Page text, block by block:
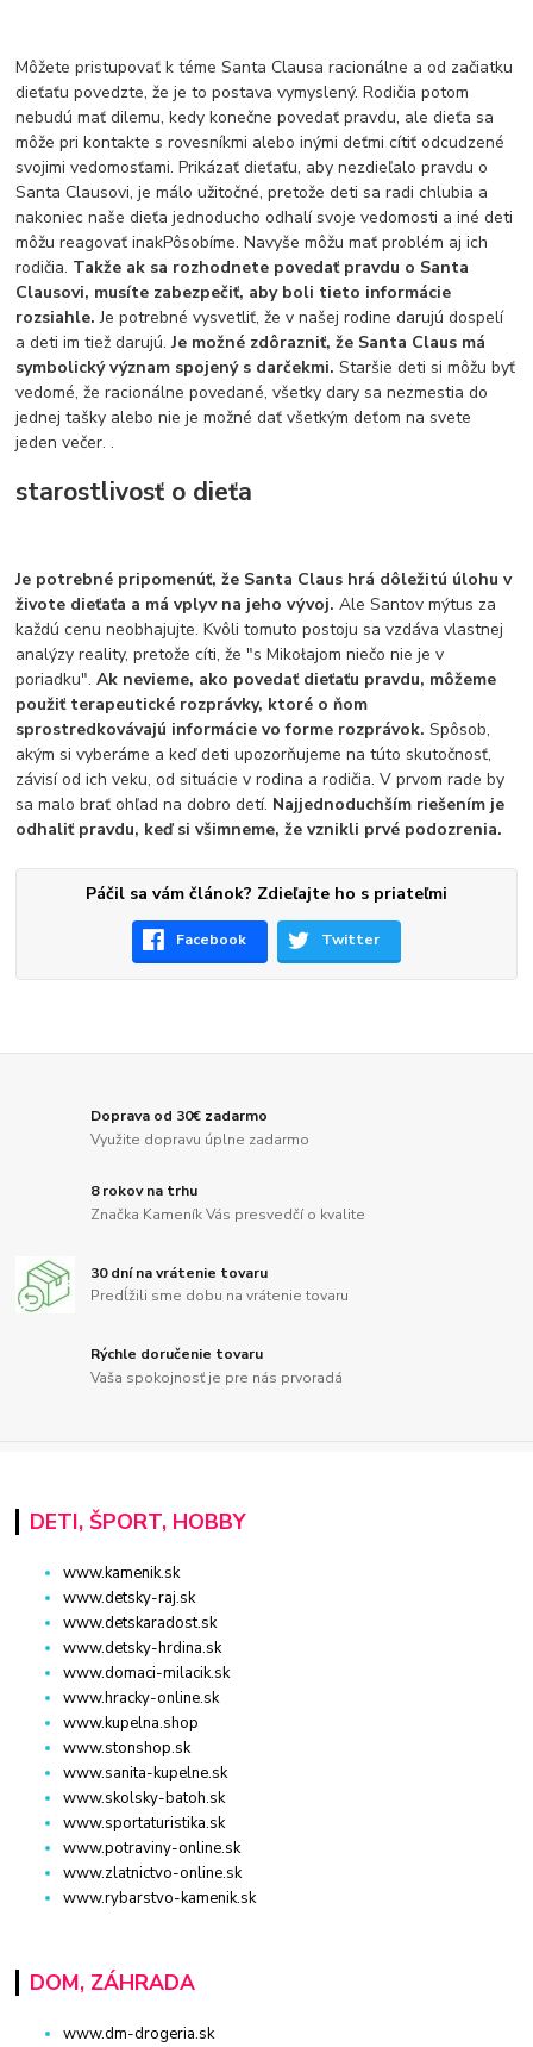
Môžete pristupovať k téme Santa Clausa racionálne a od začiatku
dieťaťu povedzte, že je to postava vymyslený. Rodičia potom
nebudú mať dilemu, kedy konečne povedať pravdu, ale dieťa sa
môže pri kontakte s rovesníkmi alebo inými deťmi cítiť odcudzené
svojimi vedomosťami. Prikázať dieťaťu, aby nezdieľalo pravdu o
Santa Clausovi, je málo užitočné, pretože deti sa radi chlubia a
nakoniec naše dieťa jednoducho odhalí svoje vedomosti a iné deti
môžu reagovať inakPôsobíme. Navyše môžu mať problém aj ich
rodičia. Takže ak sa rozhodnete povedať pravdu o Santa
Clausovi, musíte zabezpečiť, aby boli tieto informácie
rozsiahle.Je potrebné vysvetliť, že v našej rodine darujú dospelí
a deti im tiež darujú.Je možné zdôrazniť, že Santa Claus má
symbolický význam spojený s darčekmi.Staršie deti si môžu byť
vedomé, že racionálne povedané, všetky dary sa nezmestia do
jednej tašky alebo nie je možné dať všetkým deťom na svete
jeden večer. .
starostlivosť o dieťa
Je potrebné pripomenúť, že Santa Claus hrá dôležitú úlohu v
živote dieťaťa a má vplyv na jeho vývoj.Ale Santov mýtus za
každú cenu neobhajujte. Kvôli tomuto postoju sa vzdáva vlastnej
analýzy reality, pretože cíti, že "s Mikołajom niečo nie je v
poriadku".Ak nevieme, ako povedať dieťaťu pravdu, môžeme
použiť terapeutické rozprávky, ktoré o ňom
sprostredkovávajú informácie vo forme rozprávok.Spôsob,
akým si vyberáme a keď deti upozorňujeme na túto skutočnosť,
závisí od ich veku, od situácie v rodina a rodičia. V prvom rade by
sa malo brať ohľad na dobro detí. Najjednoduchším riešením je
odhaliť pravdu, keď si všimneme, že vznikli prvé podozrenia.
Páčil sa vám článok? Zdieľajte ho s priateľmi
Facebook Twitter
Doprava od 30€ zadarmo
Využite dopravu úplne zadarmo
8 rokov na trhu
Značka Kameník Vás presvedčí o kvalite
30 dní na vrátenie tovaru
Predĺžili sme dobu na vrátenie tovaru
Rýchle doručenie tovaru
Vaša spokojnosť je pre nás prvoradá
DETI, ŠPORT, HOBBY
www.kamenik.sk
www.detsky-raj.sk
www.detskaradost.sk
www.detsky-hrdina.sk
www.domaci-milacik.sk
www.hracky-online.sk
www.kupelna.shop
www.stonshop.sk
www.sanita-kupelne.sk
www.skolsky-batoh.sk
www.sportaturistika.sk
www.potraviny-online.sk
www.zlatnictvo-online.sk
www.rybarstvo-kamenik.sk
DOM, ZÁHRADA
www.dm-drogeria.sk